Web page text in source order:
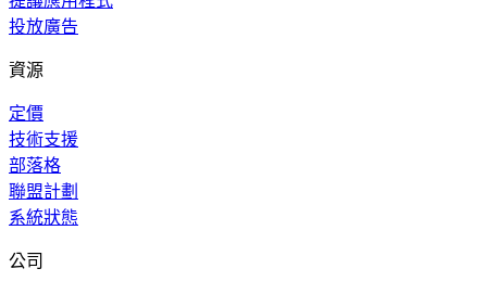
投放廣告
資源
定價
技術支援
部落格
聯盟計劃
系統狀態
公司